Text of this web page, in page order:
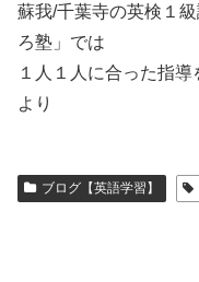
蘇我/千葉寺の英検１
ろ塾」では
１人１人に合った指
より
ブログ【英語学習】